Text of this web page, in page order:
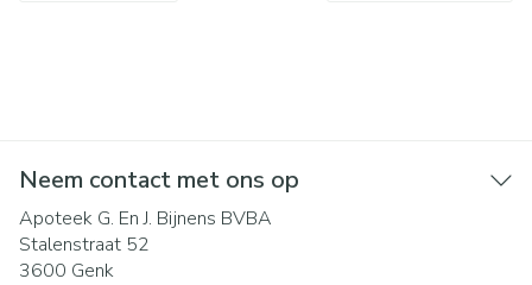
Neem contact met ons op
Apoteek G. En J. Bijnens BVBA
Stalenstraat 52
3600 Genk